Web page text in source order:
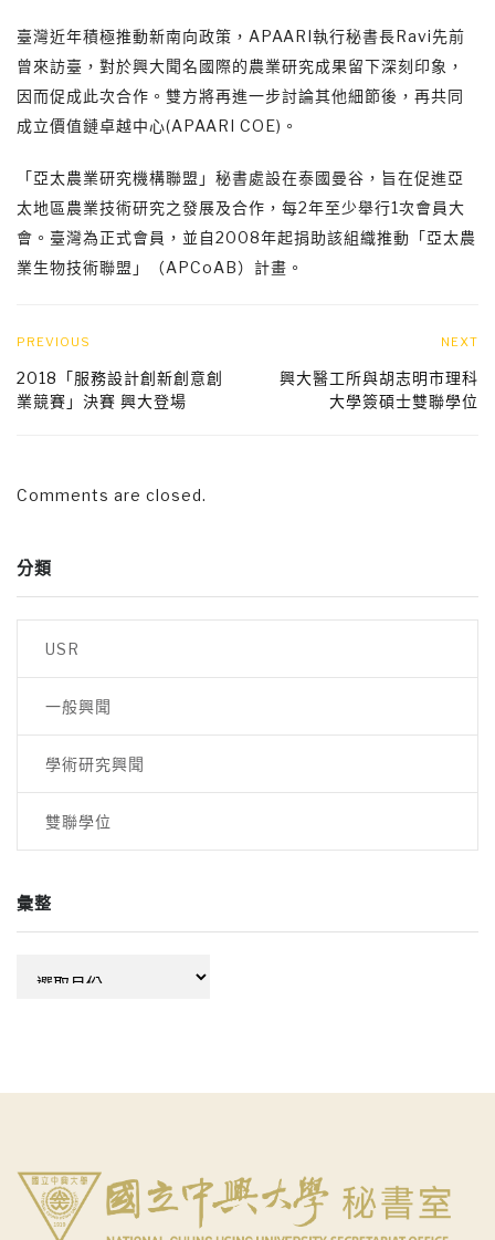
臺灣近年積極推動新南向政策，APAARI執行秘書長Ravi先前
曾來訪臺，對於興大聞名國際的農業研究成果留下深刻印象，
因而促成此次合作。雙方將再進一步討論其他細節後，再共同
成立價值鏈卓越中心(APAARI COE)。
「亞太農業研究機構聯盟」秘書處設在泰國曼谷，旨在促進亞
太地區農業技術研究之發展及合作，每2年至少舉行1次會員大
會。臺灣為正式會員，並自2008年起捐助該組織推動「亞太農
業生物技術聯盟」（APCoAB）計畫。
PREVIOUS
2018「服務設計創新創意創
業競賽」決賽 興大登場
NEXT
興大醫工所與胡志明市理科
大學簽碩士雙聯學位
Comments are closed.
分類
USR
一般興聞
學術研究興聞
雙聯學位
彙整